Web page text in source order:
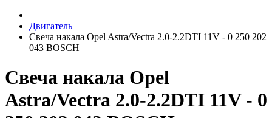
Двигатель
Свеча накала Opel Astra/Vectra 2.0-2.2DTI 11V - 0 250 202
043 BOSCH
Свеча накала Opel
Astra/Vectra 2.0-2.2DTI 11V - 0